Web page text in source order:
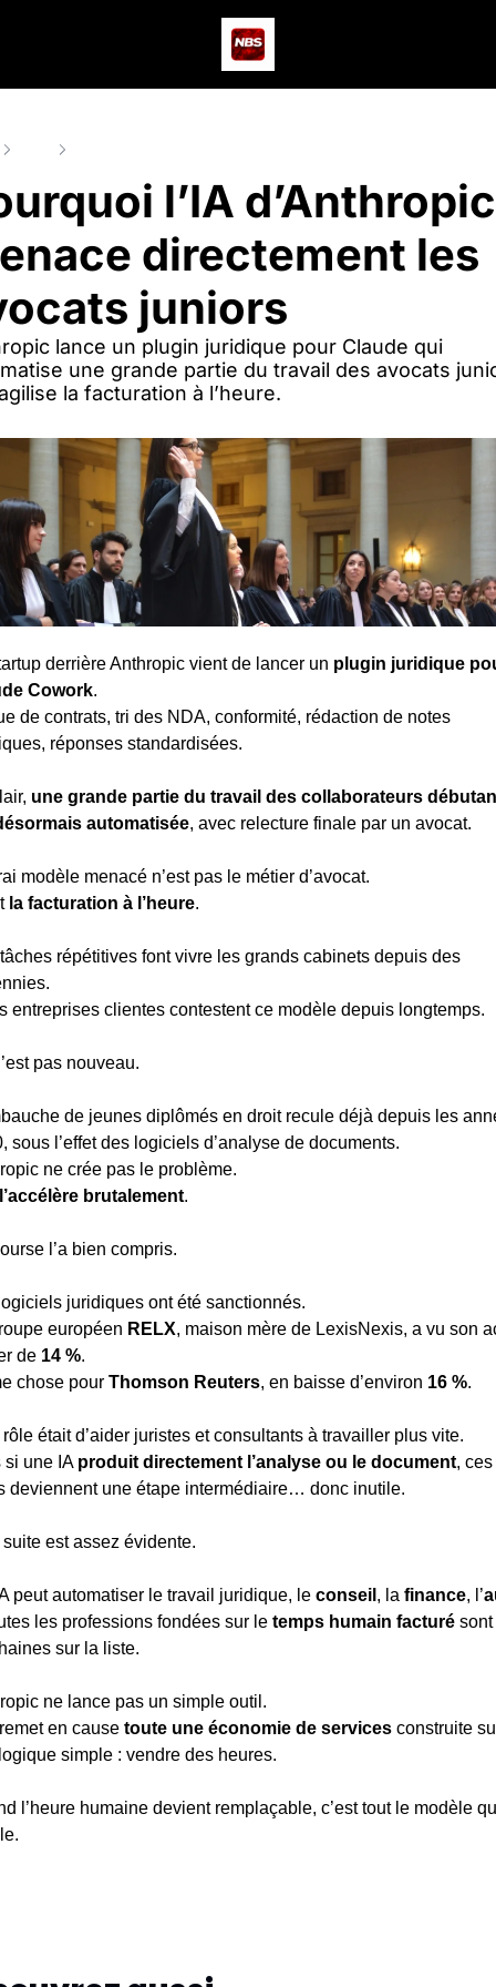
l’IA d’Anthropic
directement les
juniors
lance un plugin juridique pour Claude qui
une grande partie du travail des avocats
la facturation à l’heure.
derrière Anthropic vient de lancer un plugin juridique
Cowork.
de contrats, tri des NDA, conformité, rédaction de notes
réponses standardisées.
une grande partie du travail des collaborateurs
automatisée, avec relecture finale par un avocat.
modèle menacé n’est pas le métier d’avocat.
la facturation à l’heure.
répétitives font vivre les grands cabinets depuis des
entreprises clientes contestent ce modèle depuis longtemps.
pas nouveau.
de jeunes diplômés en droit recule déjà depuis les
sous l’effet des logiciels d’analyse de documents.
ne crée pas le problème.
l’accélère brutalement.
l’a bien compris.
juridiques ont été sanctionnés.
européen RELX, maison mère de LexisNexis, a vu son
de 14 %.
chose pour Thomson Reuters, en baisse d’environ 16 %.
était d’aider juristes et consultants à travailler plus vite.
si une IA produit directement l’analyse ou le document, ces
deviennent une étape intermédiaire… donc inutile.
est assez évidente.
peut automatiser le travail juridique, le conseil , la finance, l’
les professions fondées sur le temps humain facturé
sur la liste.
ne lance pas un simple outil.
en cause toute une économie de services construite
simple : vendre des heures.
l’heure humaine devient remplaçable, c’est tout le modèle